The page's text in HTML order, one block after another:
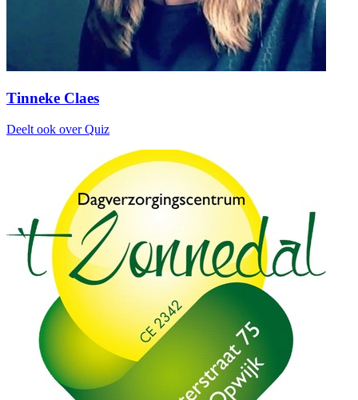
Tinneke Claes
Deelt ook over Quiz